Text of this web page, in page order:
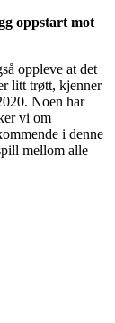
oppstart mot
oppleve at det
litt trøtt, kjenner
Noen har
vi om
i denne
mellom alle